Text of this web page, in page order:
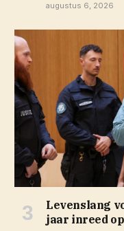
augustus 6, 2026
Levenslang
jaar inreed